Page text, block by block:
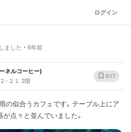
ログイン
ました 6年前
ネルコーヒー)
-２１ 2階
617
の似合うカフェです。テーブル上にア
点々と並んでいました。